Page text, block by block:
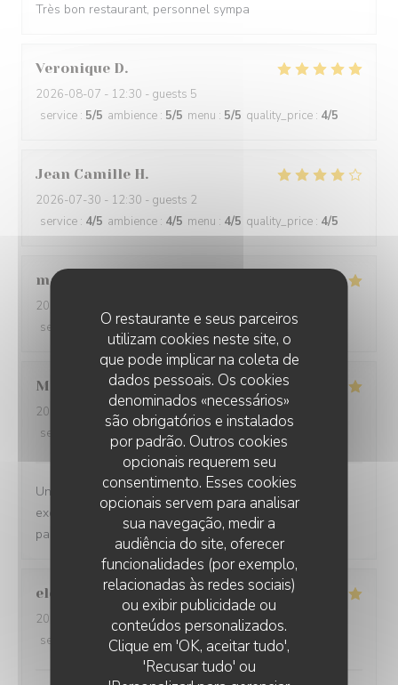
O restaurante e seus parceiros
utilizam cookies neste site, o
que pode implicar na coleta de
dados pessoais. Os cookies
denominados «necessários»
são obrigatórios e instalados
por padrão. Outros cookies
opcionais requerem seu
consentimento. Esses cookies
opcionais servem para analisar
sua navegação, medir a
audiência do site, oferecer
funcionalidades (por exemplo,
relacionadas às redes sociais)
ou exibir publicidade ou
conteúdos personalizados.
Clique em 'OK, aceitar tudo',
'Recusar tudo' ou
Très bon restaurant, personnel sympa
Veronique D
2026-08-07 - 12:30 - guests 5
service : 5/5 ambience : 5/5 menu : 5/5 quality_price : 4/5
Jean Camille H
2026-07-30 - 12:30 - guests 2
service : 4/5 ambience : 4/5 menu : 4/5 quality_price : 4/5
martine
2026-07-29
service
/5 ambience:5 /5 menu: 5/5 quality_price
Morgane L
2026-07-24
- 19:30 - guests 3
service
: 5/5 menu quality_price
Un accueil chaleureux, une carte diversifiée, des plats
excellents, nous recommandons ce lieu qui ravie les
papilles
elodie
2026-07-24
- 19:30 - guests 3
service
ambience:5 /5 menu:5/5 quality_price
RESTAURANT LE BEC FIN